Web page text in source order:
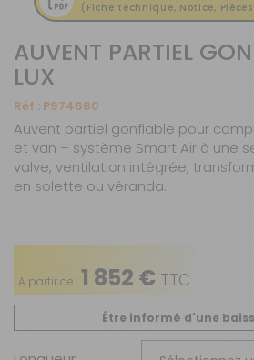
(Fiche technique, Notice,
AUVENT PARTIEL
LUX
Réf : P974680
Auvent partiel gonflable pour
et van – système Smart Air à une
valve, ventilation intégrée,
en solette ou véranda.
A partir de : 1 852 € TTC
Être informé d'une